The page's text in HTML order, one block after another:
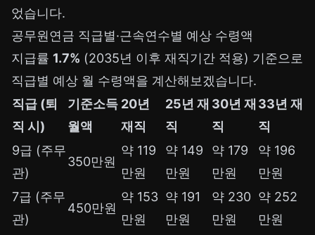
었습니다.
공무원연금 직급별·근속연수별 예상 수령액
지급률 1.7% (2035년 이후 재직기간 적용) 기준으로
직급별 예상 월 수령액을 계산해보겠습니다.
직급 (퇴
직 시)
기준소득
월액
20년
재직
25년 재
직
30년 재
직
33년 재
직
9급 (주무
관)
350만원
약 119
만원
약 149
만원
약 179
만원
약 196
만원
7급 (주무
관)
450만원
약 153
만원
약 191
만원
약 230
만원
약 252
만원